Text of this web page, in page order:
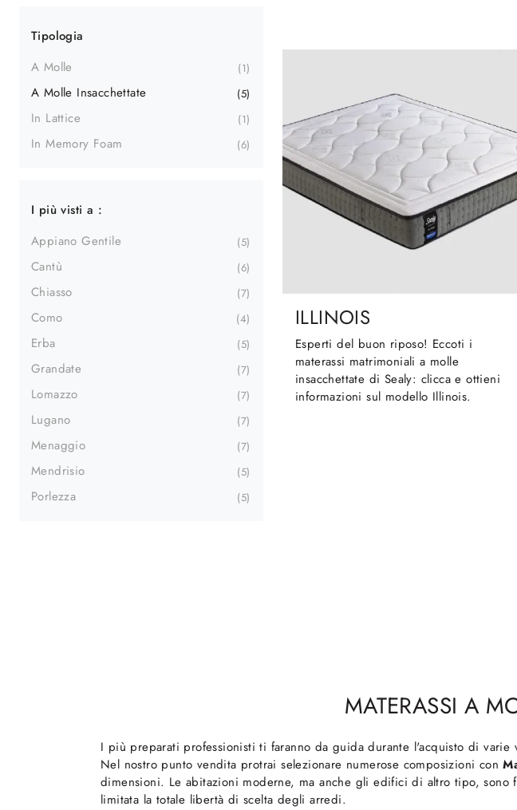
Tipologia
A Molle
1
A Molle Insacchettate 5
In Lattice 1
In Memory Foam 6
I più visti a :
Appiano Gentile
5
Cantù 6
Chiasso 7
Como 4
Erba 5
Grandate 7
Lomazzo 7
Lugano 7
Menaggio 7
Mendrisio 5
Porlezza 5
ILLINOIS
Esperti del buon riposo! Eccoti i
materassi matrimoniali a molle
insacchettate di Sealy: clicca e ottieni
informazioni sul modello Illinois.
MATERASSI A
I più preparati professionisti ti faranno da guida durante l'acquisto di
Nel nostro punto vendita protrai selezionare numerose composizioni con
dimensioni. Le abitazioni moderne, ma anche gli edifici di altro tipo,
limitata la totale libertà di scelta degli arredi.